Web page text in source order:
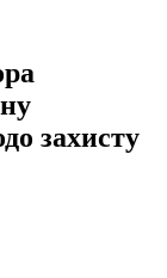
захисту